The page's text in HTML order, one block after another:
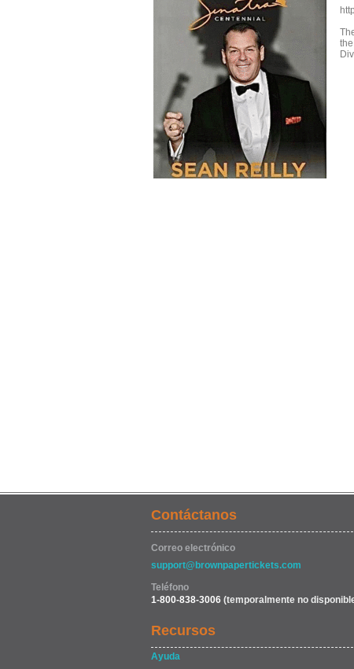
Contáctanos
Correo electrónico
support@brownpapertickets.com
Teléfono
1-800-838-3006 (temporalmente no
Recursos
Ayuda